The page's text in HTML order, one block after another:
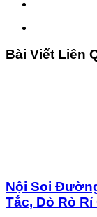
Bài Viết Liên
Nội Soi
Tắc, Dò Rò